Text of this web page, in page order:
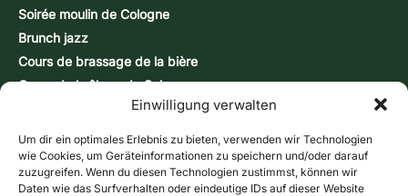
Einwilligung verwalten
Um dir ein optimales Erlebnis zu bieten, verwenden wir Technologien
wie Cookies, um Geräteinformationen zu speichern und/oder darauf
zuzugreifen. Wenn du diesen Technologien zustimmst, können wir
Daten wie das Surfverhalten oder eindeutige IDs auf dieser Website
Soirée moulin de Cologne
Brunch jazz
Cours de brassage de la bière
Cours de brûlage de Schnapps
Formulaire de contact
Heures d'ouverture
Accès & carte